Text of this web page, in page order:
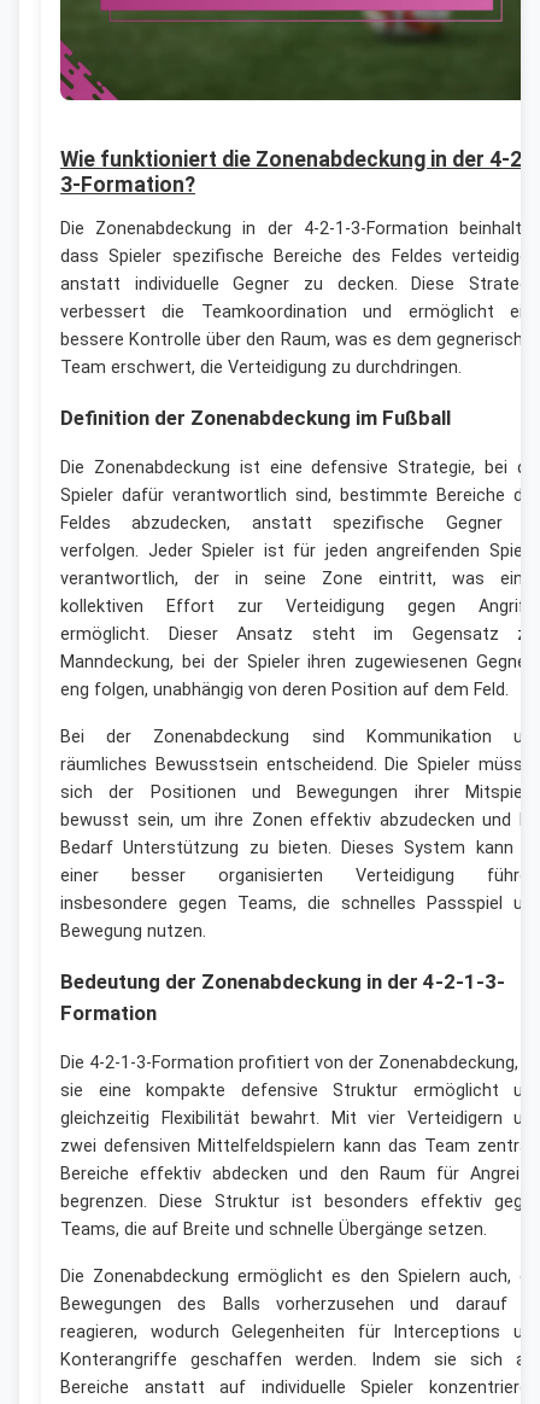
Wie funktioniert die Zonenabdeckung in der 4-2-
3-Formation?
Die Zonenabdeckung in der 4-2-1-3-Formation
dass Spieler spezifische Bereiche des Feldes
anstatt individuelle Gegner zu decken. Diese
verbessert die Teamkoordination und ermöglicht
bessere Kontrolle über den Raum, was es dem
Team erschwert, die Verteidigung zu durchdringen.
Definition der Zonenabdeckung im Fußball
Die Zonenabdeckung ist eine defensive Strategie, bei
Spieler dafür verantwortlich sind, bestimmte Bereiche
Feldes abzudecken, anstatt spezifische Gegner
verfolgen. Jeder Spieler ist für jeden angreifenden
verantwortlich, der in seine Zone eintritt, was
kollektiven Effort zur Verteidigung gegen
ermöglicht. Dieser Ansatz steht im Gegensatz
Manndeckung, bei der Spieler ihren zugewiesenen
eng folgen, unabhängig von deren Position auf dem Feld.
Bei der Zonenabdeckung sind Kommunikation
räumliches Bewusstsein entscheidend. Die Spieler
sich der Positionen und Bewegungen ihrer
bewusst sein, um ihre Zonen effektiv abzudecken und
Bedarf Unterstützung zu bieten. Dieses System kann
einer besser organisierten Verteidigung
insbesondere gegen Teams, die schnelles Passspiel
Bewegung nutzen.
Bedeutung der Zonenabdeckung in der 4-2-1-3-
Formation
Die 4-2-1-3-Formation profitiert von der Zonenabdeckung,
sie eine kompakte defensive Struktur ermöglicht
gleichzeitig Flexibilität bewahrt. Mit vier Verteidigern
zwei defensiven Mittelfeldspielern kann das Team
Bereiche effektiv abdecken und den Raum für
begrenzen. Diese Struktur ist besonders effektiv
Teams, die auf Breite und schnelle Übergänge setzen.
Die Zonenabdeckung ermöglicht es den Spielern auch,
Bewegungen des Balls vorherzusehen und darauf
reagieren, wodurch Gelegenheiten für Interceptions
Konterangriffe geschaffen werden. Indem sie sich
Bereiche anstatt auf individuelle Spieler